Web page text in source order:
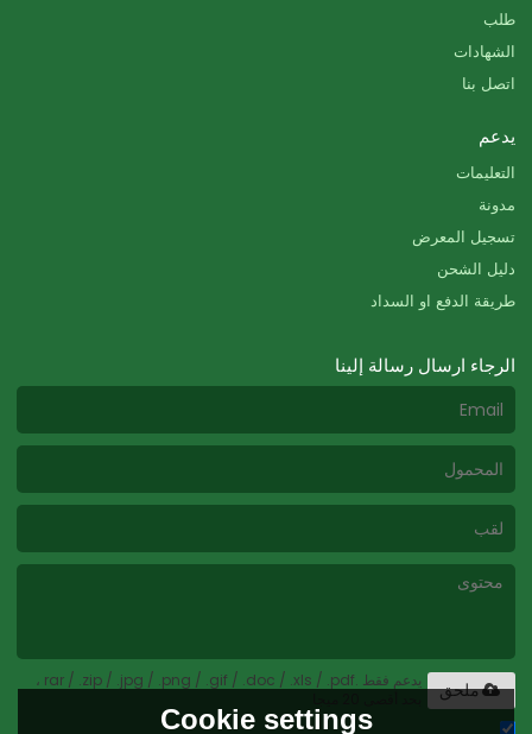
طلب
الشهادات
اتصل بنا
يدعم
التعليمات
مدونة
تسجيل المعرض
دليل الشحن
طريقة الدفع او السداد
الرجاء ارسال رسالة إلينا
يدعم فقط .rar / .zip / .jpg / .png / .gif / .doc / .xls / .pdf ،
ملحق
Cookie settings